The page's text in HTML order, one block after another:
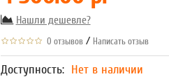
Нашли дешевле?
0 отзывов / Написать отзыв
Доступность: Нет в наличии